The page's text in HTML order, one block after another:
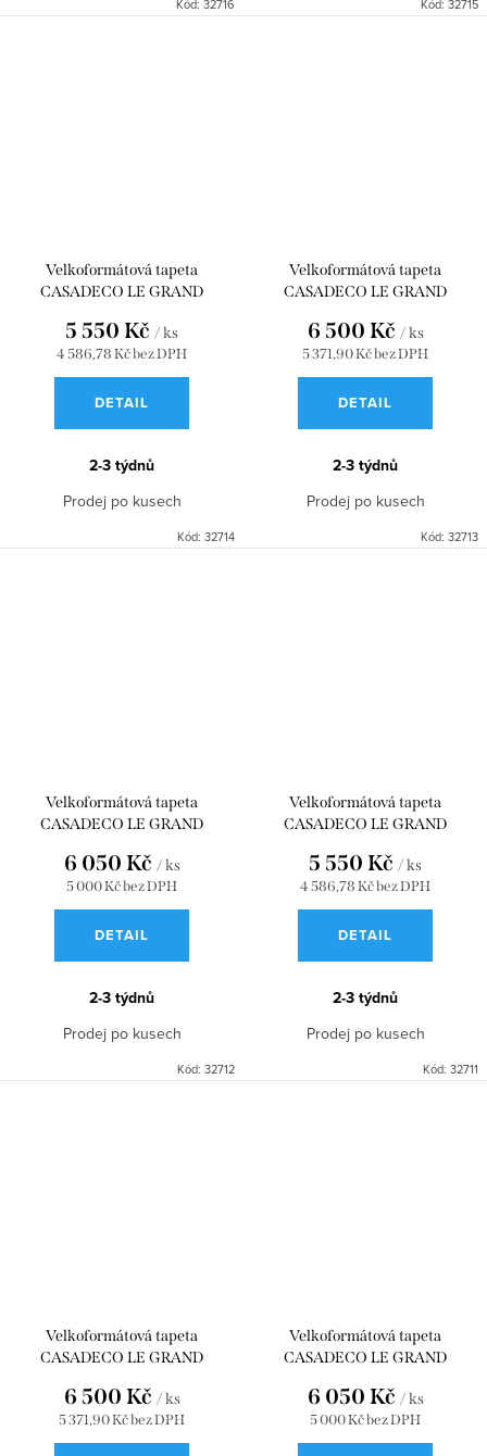
Kód: 32716 Kód: 32715
Velkoformátová tapeta
CASADECO LE GRAND
250 WDWD200206422
4 586,78 Kč bez DPH
5 550 Kč / ks
DETAIL
2-3 týdnů
Prodej po kusech
Kód: 32714
Velkoformátová tapeta
CASADECO LE GRAND
WDWD200201124
5 371,90 Kč bez DPH
6 500 Kč / ks
DETAIL
2-3 týdnů
Prodej po kusech
Kód: 32713
Velkoformátová tapeta
CASADECO LE GRAND
WDWD200201123
5 000 Kč bez DPH
6 050 Kč / ks
DETAIL
2-3 týdnů
Prodej po kusech
Kód: 32712
Velkoformátová tapeta
CASADECO LE GRAND
WDWD200201122
4 586,78 Kč bez DPH
5 550 Kč / ks
DETAIL
2-3 týdnů
Prodej po kusech
Kód: 32711
Velkoformátová tapeta
CASADECO LE GRAND
310 WDWD200200124
5 371,90 Kč bez DPH
6 500 Kč / ks
Velkoformátová tapeta
CASADECO LE GRAND
280 WDWD200200123
5 000 Kč bez DPH
6 050 Kč / ks